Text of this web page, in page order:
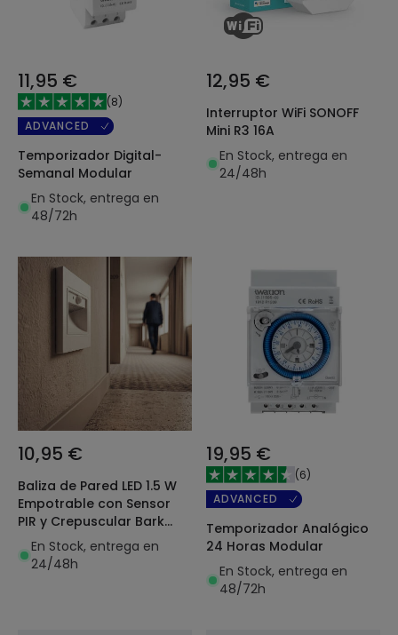
11,95 €
(8)
ADVANCED
Temporizador Digital-
Semanal Modular
En Stock, entrega en
48/72h
12,95 €
Interruptor WiFi SONOFF
Mini R3 16A
En Stock, entrega en
24/48h
10,95 €
Baliza de Pared LED 1.5 W
Empotrable con Sensor
PIR y Crepuscular Bark
Blanco
En Stock, entrega en
24/48h
19,95 €
(6)
ADVANCED
Temporizador Analógico
24 Horas Modular
En Stock, entrega en
48/72h